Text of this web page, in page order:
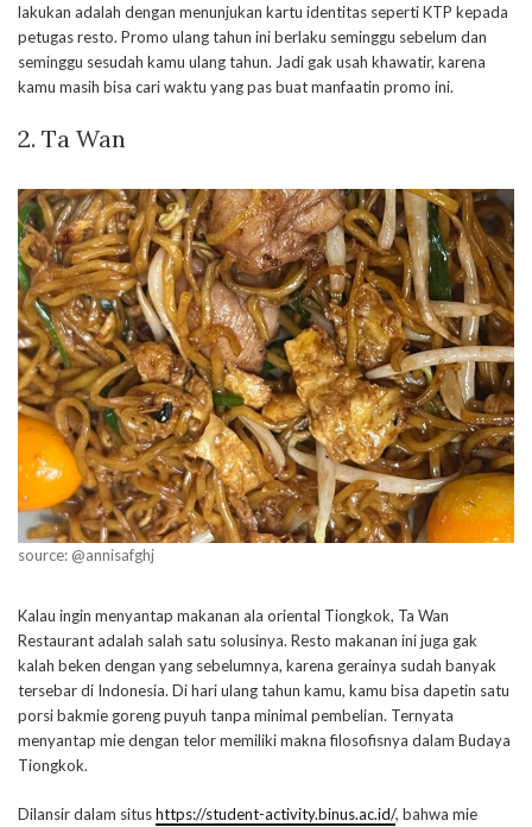
lakukan adalah dengan menunjukan kartu identitas seperti KTP kepada
petugas resto. Promo ulang tahun ini berlaku seminggu sebelum dan
seminggu sesudah kamu ulang tahun. Jadi gak usah khawatir, karena
kamu masih bisa cari waktu yang pas buat manfaatin promo ini.
2. Ta Wan
source: @annisafghj
Kalau ingin menyantap makanan ala oriental Tiongkok, Ta Wan
Restaurant adalah salah satu solusinya. Resto makanan ini juga gak
kalah beken dengan yang sebelumnya, karena gerainya sudah banyak
tersebar di Indonesia. Di hari ulang tahun kamu, kamu bisa dapetin satu
porsi bakmie goreng puyuh tanpa minimal pembelian. Ternyata
menyantap mie dengan telor memiliki makna filosofisnya dalam Budaya
Tiongkok.
Dilansir dalam situshttps://student-activity.binus.ac.id/, bahwa mie